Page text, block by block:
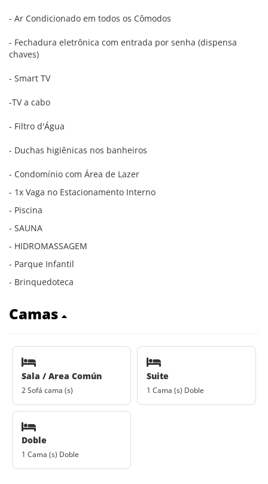
- Ar Condicionado em todos os Cômodos
- Fechadura eletrônica com entrada por senha (dispensa
chaves)
- Smart TV
-TV a cabo
- Filtro d'Água
- Duchas higiênicas nos banheiros
- Condomínio com Área de Lazer
- 1x Vaga no Estacionamento Interno
- Piscina
- SAUNA
- HIDROMASSAGEM
- Parque Infantil
- Brinquedoteca
Camas
Sala / Area Común
2 Sofá cama (s)
Suite
1 Cama (s) Doble
Doble
1 Cama (s) Doble